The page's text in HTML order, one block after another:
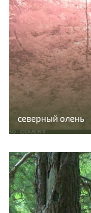
северный олень